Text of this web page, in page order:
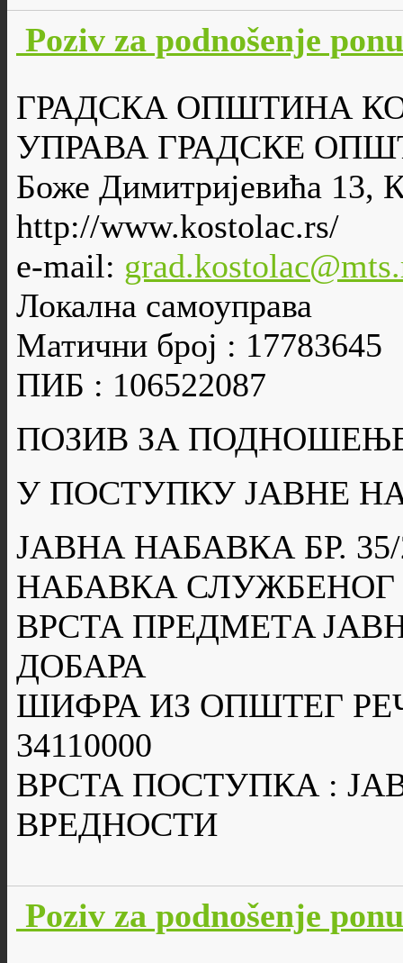
Poziv za podnošenje
ГРАДСКА ОПШТИНА
УПРАВА ГРАДСКЕ
Боже Димитријевића 13,
http://www.kostolac.rs/
e-mail:
Локална самоуправа
Матични број : 17783645
ПИБ : 106522087
ПОЗИВ ЗА
У ПОСТУПКУ ЈАВНЕ
ЈАВНА НАБАВКА БР. 35/
НАБАВКА СЛУЖБЕНОГ
ВРСТА ПРЕДМЕТA
ДОБАРА
ШИФРА ИЗ ОПШТЕГ
34110000
ВРСТА ПОСТУПКА :
ВРЕДНОСТИ
Poziv za podnošenje